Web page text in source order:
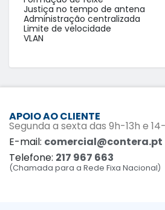
Justiça no tempo de antena
Administração centralizada
Limite de velocidade
VLAN
APOIO AO CLIENTE
Segunda a sexta das 9h-13h e
E-mail: comercial@contera.pt
Telefone: 217 967 663
(Chamada para a Rede Fixa Nacional)